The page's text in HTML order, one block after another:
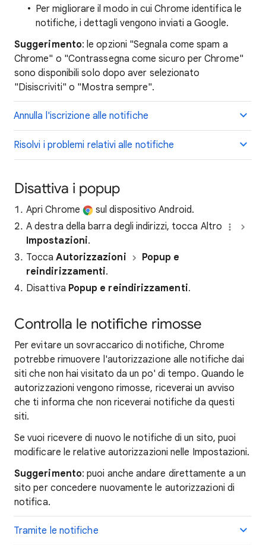
Per migliorare il modo in cui Chrome identifica le
notifiche, i dettagli vengono inviati a Google.
Suggerimento: le opzioni "Segnala come spam a
Chrome" o "Contrassegna come sicuro per Chrome"
sono disponibili solo dopo aver selezionato
"Disiscriviti" o "Mostra sempre".
Annulla l'iscrizione alle notifiche
Risolvi i problemi relativi alle notifiche
Disattiva i popup
Apri Chrome
sul dispositivo Android.
A destra della barra degli indirizzi, tocca Altro
Impostazioni.
ToccaAutorizzazioni
Popup e
reindirizzamenti.
Disattiva Popup e reindirizzamenti.
Controlla le notifiche rimosse
Per evitare un sovraccarico di notifiche, Chrome
potrebbe rimuovere l'autorizzazione alle notifiche dai
siti che non hai visitato da un po' di tempo. Quando le
autorizzazioni vengono rimosse, riceverai un avviso
che ti informa che non riceverai notifiche da questi
siti.
Se vuoi ricevere di nuovo le notifiche di un sito, puoi
modificare le relative autorizzazioni nelle Impostazioni.
Suggerimento: puoi anche andare direttamente a un
sito per concedere nuovamente le autorizzazioni di
notifica.
Tramite le notifiche